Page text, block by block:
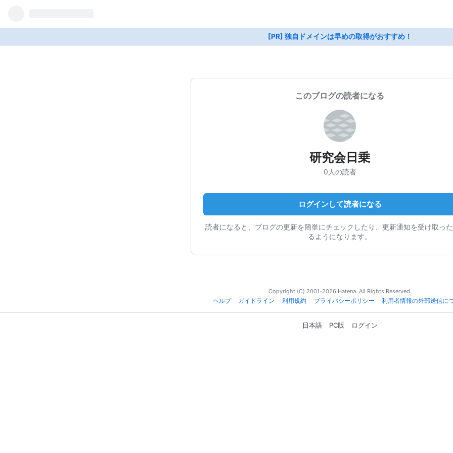
[PR] 独自ドメインは早めの取得がおすすめ！
このブログの読者になる
研究会日乗
0人の読者
ログインして読者になる
読者になると、ブログの更新を簡単にチェックしたり、更新通知を受け取っ
るようになります。
Copyright (C) 2001-2026 Hatena. All Rights Reserved.
ヘルプ
ガイドライン 利用規約 プライバシーポリシー 利用者情報の外部送信に
日本語 PC版 ログイン